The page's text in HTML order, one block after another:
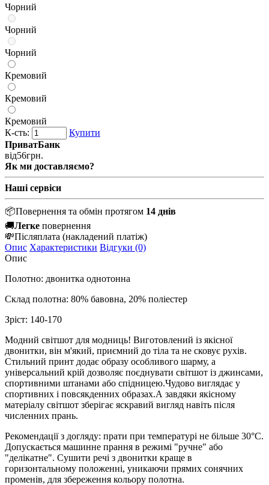
Чорний
Чорний
Чорний
Кремовий
Кремовий
Кремовий
К-сть:
Купити
ПриватБанк
від56грн.
Як ми доставляємо?
Наші сервіси
📦Повернення та обмін протягом 14 днів
🚚Легке повернення
💸Післяплата (накладений платіж)
Опис Характеристики Відгуки (0)
Опис
Полотно: двонитка однотонна
Склад полотна: 80% бавовна, 20% поліестер
Зріст: 140-170
Модний світшот для модниць! Виготовлений із якісної
двонитки, він м'який, приємний до тіла та не сковує рухів.
Стильний принт додає образу особливого шарму, а
універсальний крій дозволяє поєднувати світшот із джинсами,
спортивними штанами або спідницею.Чудово виглядає у
спортивних і повсякденних образах.А завдяки якісному
матеріалу світшот зберігає яскравий вигляд навіть після
численних прань.
Рекомендації з догляду: прати при температурі не більше 30°C.
Допускається машинне прання в режимі "ручне" або
"делікатне". Сушити речі з двонитки краще в
горизонтальному положенні, уникаючи прямих сонячних
променів, для збереження кольору полотна.